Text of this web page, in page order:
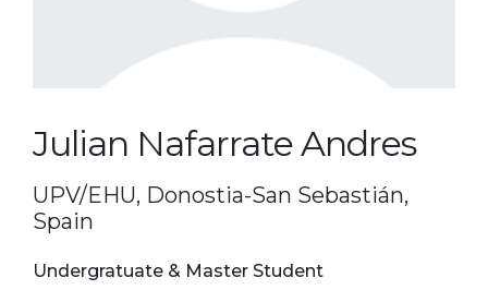
Julian Nafarrate Andres
UPV/EHU, Donostia-San Sebastián,
Spain
Undergratuate & Master Student